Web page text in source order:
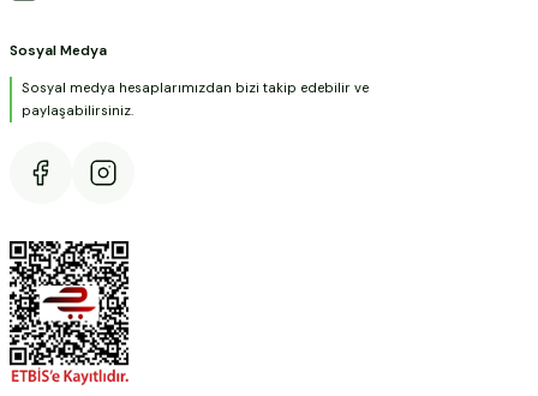
Sosyal Medya
Sosyal medya hesaplarımızdan bizi takip edebilir ve
paylaşabilirsiniz.